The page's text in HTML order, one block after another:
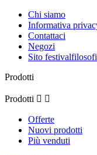
Chi siamo
Informativa
Contattaci
Negozi
Sito
Prodotti
Prodotti  
Offerte
Nuovi prodotti
Più venduti